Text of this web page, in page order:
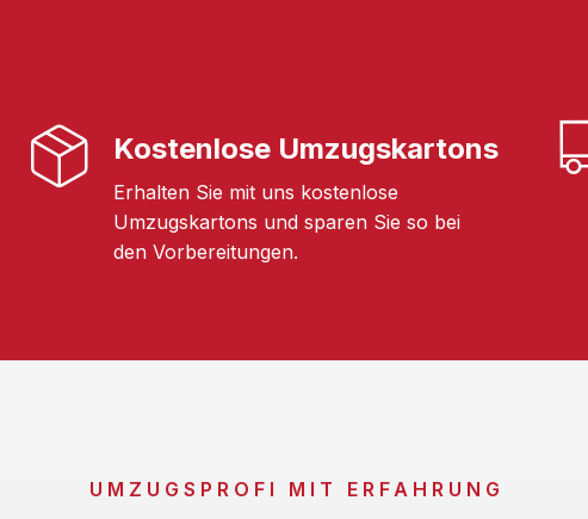
Kostenlose Umzugskartons
Erhalten Sie mit uns kostenlose
Umzugskartons und sparen Sie so bei
den Vorbereitungen.
UMZUGSPROFI MIT ERFAHRUNG